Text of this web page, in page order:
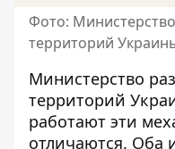
Фото:
территорий
Министерство
территорий
работают эти
отличаются. Оба